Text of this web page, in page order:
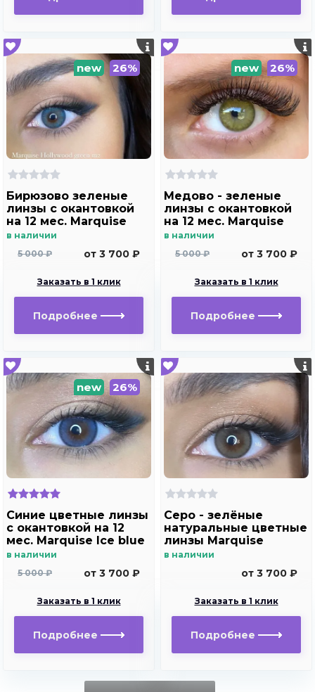
new 26%
Бирюзово зеленые
линзы c окантовкой
на 12 мес. Marquise
Hollywood green m2
в наличии
5 000 ₽
от 3 700 ₽
Заказать в 1 клик
Подробнее
new 26%
Медово - зеленые
линзы c окантовкой
на 12 мес. Marquise
Hollywood brown m2
в наличии
5 000 ₽
от 3 700 ₽
Заказать в 1 клик
Подробнее
new 26%
Синие цветные линзы
c окантовкой на 12
мес. Marquise Ice blue
в наличии
5 000 ₽
от 3 700 ₽
Заказать в 1 клик
Подробнее
Серо - зелёные
натуральные цветные
линзы Marquise
platinum gray
в наличии
от 3 700 ₽
Заказать в 1 клик
Подробнее